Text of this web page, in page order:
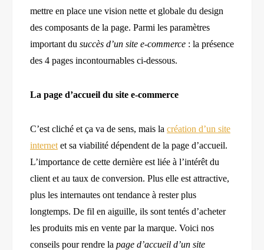
mettre en place une vision nette et globale du design
des composants de la page. Parmi les paramètres
important du succès d’un site e-commerce : la présence
des 4 pages incontournables ci-dessous.
La page d’accueil du site e-commerce
C’est cliché et ça va de sens, mais la création d’un site
internet et sa viabilité dépendent de la page d’accueil.
L’importance de cette dernière est liée à l’intérêt du
client et au taux de conversion. Plus elle est attractive,
plus les internautes ont tendance à rester plus
longtemps. De fil en aiguille, ils sont tentés d’acheter
les produits mis en vente par la marque. Voici nos
conseils pour rendre la page d’accueil d’un site